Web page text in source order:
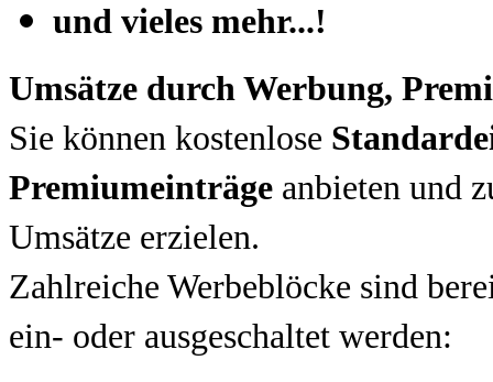
und vieles mehr...!
Umsätze durch Werbung,
Sie können kostenlose
Premiumeinträge anbieten und
Umsätze erzielen.
Zahlreiche Werbeblöcke sind
ein- oder ausgeschaltet werden: